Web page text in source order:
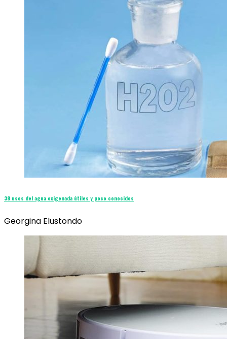
38 usos del agua oxigenada útiles y poco conocidos
Georgina Elustondo